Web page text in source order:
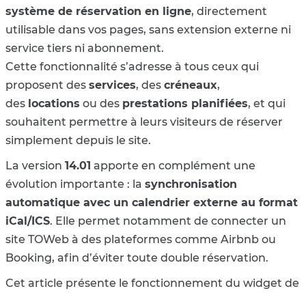
système de réservation en ligne, directement
utilisable dans vos pages, sans extension externe ni
service tiers ni abonnement.
Cette fonctionnalité s’adresse à tous ceux qui
proposent des services, des créneaux,
des locations ou des prestations planifiées, et qui
souhaitent permettre à leurs visiteurs de réserver
simplement depuis le site.
La version 14.01 apporte en complément une
évolution importante : la synchronisation
automatique avec un calendrier externe au format
iCal/ICS. Elle permet notamment de connecter un
site TOWeb à des plateformes comme Airbnb ou
Booking, afin d’éviter toute double réservation.
Cet article présente le fonctionnement du widget de